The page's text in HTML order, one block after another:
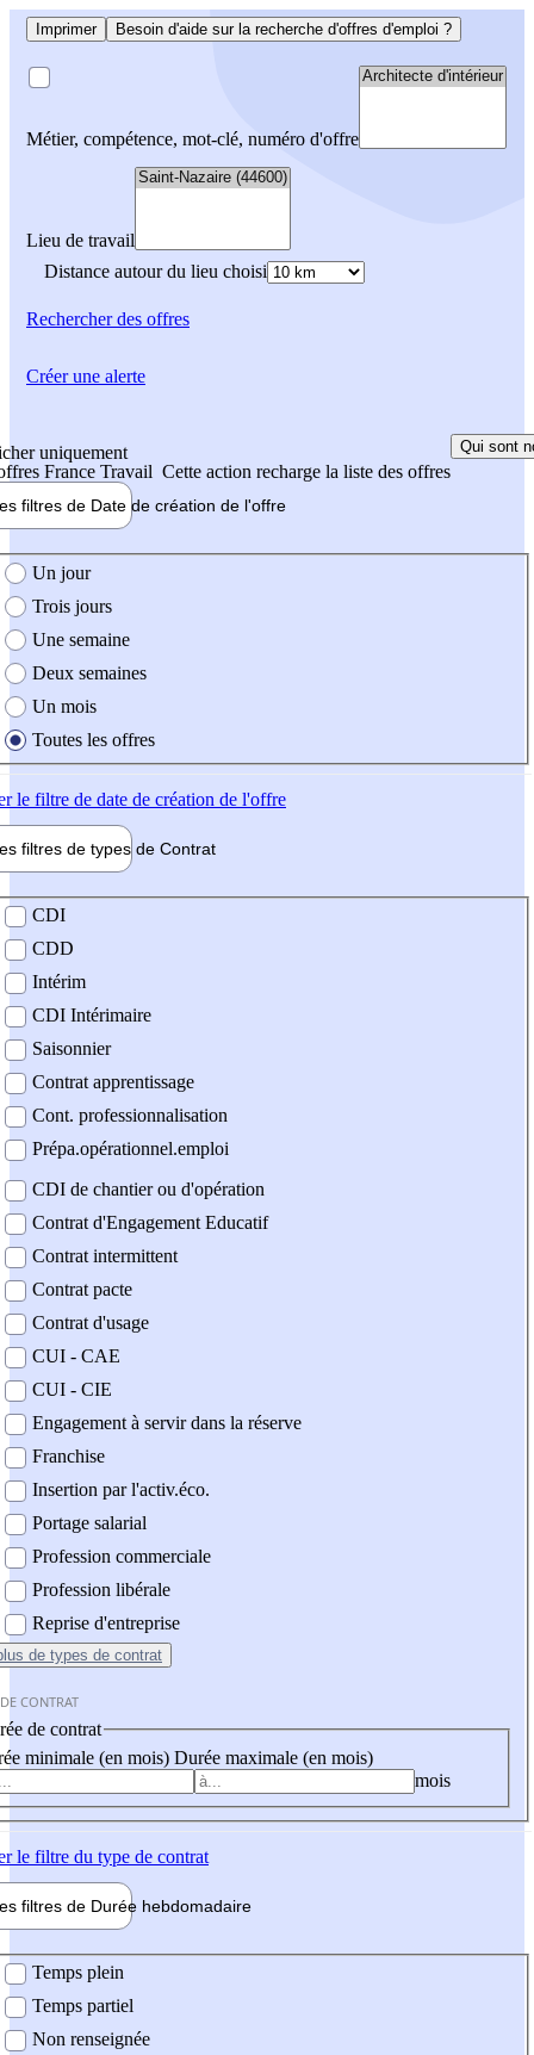
Imprimer Besoin d'aide sur la recherche d'offres d'emploi ?
Métier, compétence, mot-clé, numéro d'offre
Lieu de travail
Distance autour du lieu choisi
Rechercherdes offres
uniquement
France Travail Cette action recharge la liste des offres
Qui sont
filtres de Date de création de l'offre
création de l'offre
Un jour
Trois jours
Une semaine
Deux semaines
Un mois
Toutes les offres
le filtre de date de création de l'offre
filtres de types de Contrat
contrat
CDI
CDD
Intérim
CDI Intérimaire
Saisonnier
Contrat apprentissage
Cont. professionnalisation
Prépa.opérationnel.emploi
CDI de chantier ou d'opération
Contrat d'Engagement Educatif
Contrat intermittent
Contrat pacte
Contrat d'usage
CUI - CAE
CUI - CIE
Engagement à servir dans la réserve
Franchise
Insertion par l'activ.éco.
Portage salarial
Profession commerciale
Profession libérale
Reprise d'entreprise
de types de contrat
CONTRAT
de contrat
minimale (en mois) Durée maximale (en mois)
mois
le filtre du type de contrat
filtres de Durée hebdomadaire
Temps plein
Temps partiel
Non renseignée
Créer une alerte